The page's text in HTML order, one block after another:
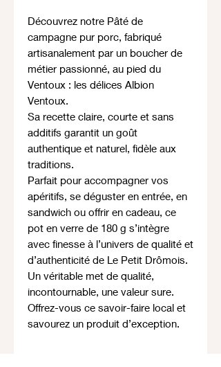
Découvrez notre Pâté de
campagne pur porc, fabriqué
artisanalement par un boucher de
métier passionné, au pied du
Ventoux : les délices Albion
Ventoux.
Sa recette claire, courte et sans
additifs garantit un goût
authentique et naturel, fidèle aux
traditions.
Parfait pour accompagner vos
apéritifs, se déguster en entrée, en
sandwich ou offrir en cadeau, ce
pot en verre de 180 g s’intègre
avec finesse à l’univers de qualité et
d’authenticité de Le Petit Drômois.
Un véritable met de qualité,
incontournable, une valeur sure.
Offrez-vous ce savoir-faire local et
savourez un produit d’exception.